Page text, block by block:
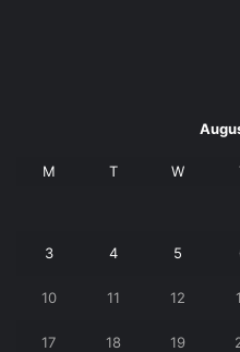
M T W
3 4 5
10 11 12
17 18 19